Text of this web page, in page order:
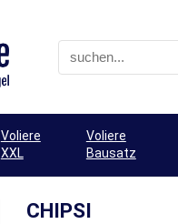
Voliere
XXL
Voliere
Bausatz
CHIPSI